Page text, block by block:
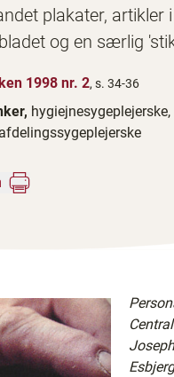
plakater, artikler i
og en særlig
1998 nr. 2, s. 34-36
hygiejnesygeplejerske,
afdelingssygeplejerske